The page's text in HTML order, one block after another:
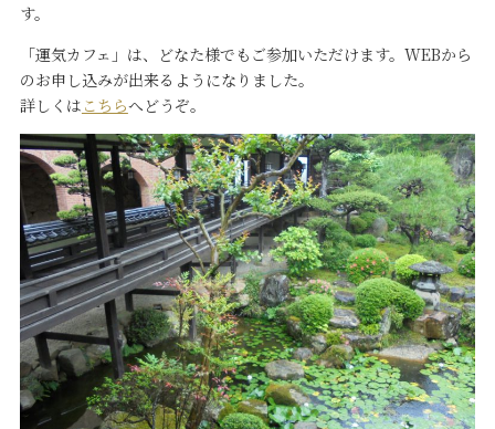
す。
「運気カフェ」は、どなた様でもご参加いただけます。WEBから
のお申し込みが出来るようになりました。
詳しくは こちらへどうぞ。